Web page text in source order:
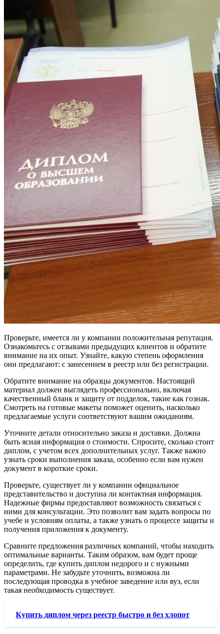
Проверьте, имеется ли у компании положительная репутация.
Ознакомьтесь с отзывами предыдущих клиентов и обратите
внимание на их опыт. Узнайте, какую степень оформления
они предлагают: с занесением в реестр или без регистрации.
Обратите внимание на образцы документов. Настоящий
материал должен выглядеть профессионально, включая
качественный бланк и защиту от подделок, такие как гознак.
Смотреть на готовые макеты поможет оценить, насколько
предлагаемые услуги соответствуют вашим ожиданиям.
Уточните детали относительно заказа и доставки. Должна
быть ясная информация о стоимости. Спросите, сколько стоит
диплом, с учетом всех дополнительных услуг. Также важно
узнать сроки выполнения заказа, особенно если вам нужен
документ в короткие сроки.
Проверьте, существует ли у компании официальное
представительство и доступна ли контактная информация.
Надежные фирмы предоставляют возможность связаться с
ними для консультации. Это позволит вам задать вопросы по
учебе и условиям оплаты, а также узнать о процессе защиты и
получения приложения к документу.
Сравните предложения различных компаний, чтобы находить
оптимальные варианты. Таким образом, вам будет проще
определить, где купить диплом недорого и с нужными
параметрами. Не забудьте уточнить, возможна ли
последующая проводка в учебное заведение или вуз, если
такая необходимость существует.
Купить диплом через реестр быстро и без хлопот